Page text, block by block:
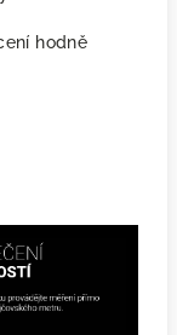
hodně